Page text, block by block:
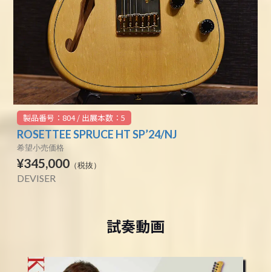
製品番号：804 / 出展本数：5
ROSETTEE SPRUCE HT SP’24/NJ
希望小売価格
¥345,000 （税抜）
DEVISER
試奏動画